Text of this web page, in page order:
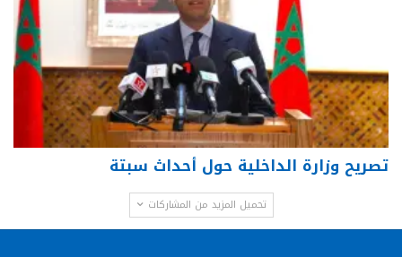
تصريح وزارة الداخلية حول أحداث سبتة
تحميل المزيد من المشاركات